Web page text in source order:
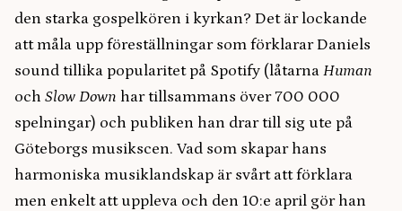
den starka gospelkören i kyrkan? Det är lockande
att måla upp föreställningar som förklarar Daniels
sound tillika popularitet på Spotify (låtarna Human
och Slow Down har tillsammans över 700 000
spelningar) och publiken han drar till sig ute på
Göteborgs musikscen. Vad som skapar hans
harmoniska musiklandskap är svårt att förklara
men enkelt att uppleva och den 10:e april gör han